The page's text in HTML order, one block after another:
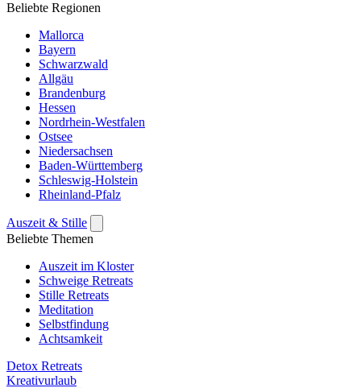
Beliebte Regionen
Mallorca
Bayern
Schwarzwald
Allgäu
Brandenburg
Hessen
Nordrhein-Westfalen
Ostsee
Niedersachsen
Baden-Württemberg
Schleswig-Holstein
Rheinland-Pfalz
Auszeit & Stille
Beliebte Themen
Auszeit im Kloster
Schweige Retreats
Stille Retreats
Meditation
Selbstfindung
Achtsamkeit
Detox Retreats
Kreativurlaub